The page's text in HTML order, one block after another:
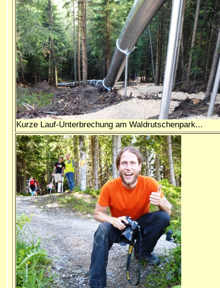
Kurze Lauf-Unterbrechung am Waldrutschenpark...